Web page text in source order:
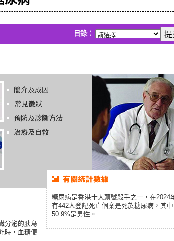
目錄：
分泌的胰島
時，血糖便
糖尿病是香港十大頭號殺手之一，在2024
有442人登記死亡個案是死於糖尿病，其中
50.9%是男性。